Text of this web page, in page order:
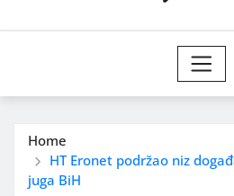
Home
HT Eronet podržao niz
juga BiH